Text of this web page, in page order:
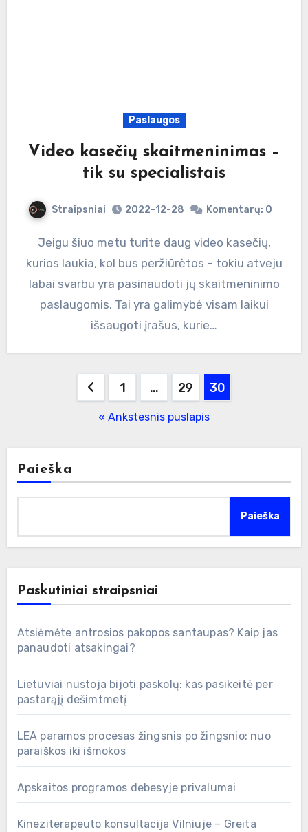
Paslaugos
Video kasečių skaitmeninimas –
tik su specialistais
Straipsniai 2022-12-28 Komentarų: 0
Jeigu šiuo metu turite daug video kasečių,
kurios laukia, kol bus peržiūrėtos – tokiu atveju
labai svarbu yra pasinaudoti jų skaitmeninimo
paslaugomis. Tai yra galimybė visam laikui
išsaugoti įrašus, kurie…
puslapiavimas
1 … 29 30
« Ankstesnis puslapis
Paieška
Paieška
Paskutiniai straipsniai
Atsiėmėte antrosios pakopos santaupas? Kaip jas
panaudoti atsakingai?
Lietuviai nustoja bijoti paskolų: kas pasikeitė per
pastarąjį dešimtmetį
LEA paramos procesas žingsnis po žingsnio: nuo
paraiškos iki išmokos
Apskaitos programos debesyje privalumai
Kineziterapeuto konsultacija Vilniuje – Greita